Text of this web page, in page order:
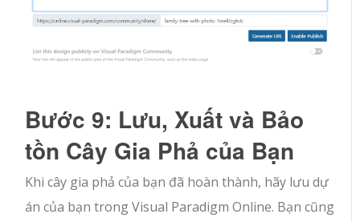
Bước 9: Lưu, Xuất và Bảo
tồn Cây Gia Phả của Bạn
Khi cây gia phả của bạn đã hoàn thành, hãy lưu dự
án của bạn trong Visual Paradigm Online. Bạn cũng